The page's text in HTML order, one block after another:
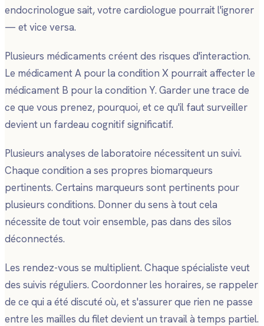
endocrinologue sait, votre cardiologue pourrait l'ignorer
— et vice versa.
Plusieurs médicaments créent des risques d'interaction.
Le médicament A pour la condition X pourrait affecter le
médicament B pour la condition Y. Garder une trace de
ce que vous prenez, pourquoi, et ce qu'il faut surveiller
devient un fardeau cognitif significatif.
Plusieurs analyses de laboratoire nécessitent un suivi.
Chaque condition a ses propres biomarqueurs
pertinents. Certains marqueurs sont pertinents pour
plusieurs conditions. Donner du sens à tout cela
nécessite de tout voir ensemble, pas dans des silos
déconnectés.
Les rendez-vous se multiplient. Chaque spécialiste veut
des suivis réguliers. Coordonner les horaires, se rappeler
de ce qui a été discuté où, et s'assurer que rien ne passe
entre les mailles du filet devient un travail à temps partiel.